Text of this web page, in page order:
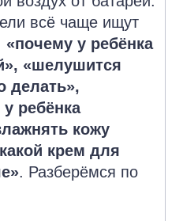
всё чаще ищут
«почему у ребёнка
«шелушится
делать»,
ребёнка
кожу
крем для
. Разберёмся по